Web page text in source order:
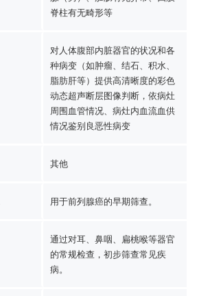
脊柱有无畸形等
对人体腹部内脏器官的状况和各
种病变（如肿瘤、结石、积水、
脂肪肝等）提供高清晰度的彩色
动态超声断层图像判断，依病灶
周围血管情况、病灶内血流血供
情况鉴别良恶性病变
其他
用于前列腺癌的早期筛查。
通过对耳、鼻咽、扁桃喉等器官
的常规检查，初步筛查常见疾
病。